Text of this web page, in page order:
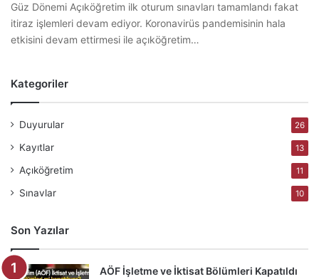
Güz Dönemi Açıköğretim ilk oturum sınavları tamamlandı fakat
itiraz işlemleri devam ediyor. Koronavirüs pandemisinin hala
etkisini devam ettirmesi ile açıköğretim…
Kategoriler
Duyurular 26
Kayıtlar 13
Açıköğretim 11
Sınavlar 10
Son Yazılar
AÖF İşletme ve İktisat Bölümleri Kapatıldı